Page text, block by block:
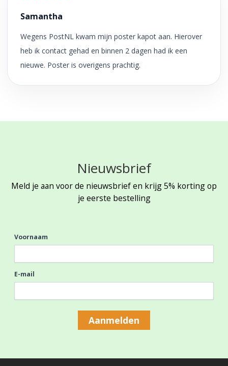
Samantha
Wegens PostNL kwam mijn poster kapot aan. Hierover
heb ik contact gehad en binnen 2 dagen had ik een
nieuwe. Poster is overigens prachtig.
Nieuwsbrief
Meld je aan voor de nieuwsbrief en krijg 5% korting op
je eerste bestelling
Voornaam
E-mail
Aanmelden